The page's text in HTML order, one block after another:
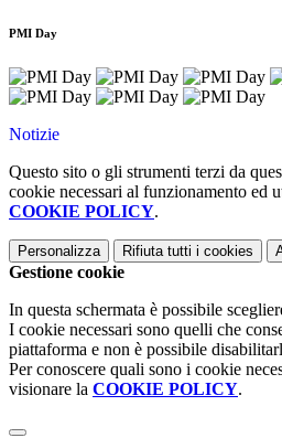
PMI Day
Notizie
Questo sito o gli strumenti terzi da
cookie necessari al funzionamento ed
COOKIE POLICY.
Personalizza Rifiuta tutti i cookies
Gestione cookie
In questa schermata è possibile
I cookie necessari sono quelli che
piattaforma e non è possibile
Per conoscere quali sono i cookie
visionare la COOKIE POLICY.